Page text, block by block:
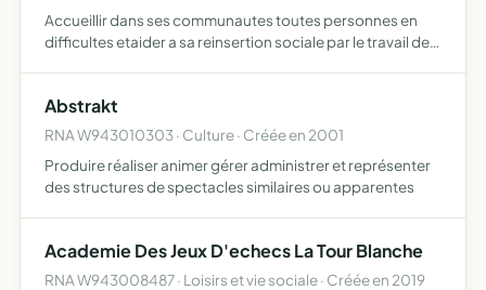
Accueillir dans ses communautes toutes personnes en
difficultes etaider a sa reinsertion sociale par le travail de
Abstrakt
RNA W943010303 · Culture · Créée en 2001
Produire réaliser animer gérer administrer et représenter
des structures de spectacles similaires ou apparentes
Academie Des Jeux D'echecs La Tour Blanche
RNA W943008487 · Loisirs et vie sociale · Créée en 2019